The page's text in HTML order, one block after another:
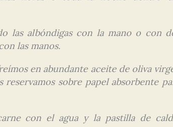
las albóndigas con la mano o con
las manos.
en abundante aceite de oliva
sobre papel absorbente
con el agua y la pastilla de